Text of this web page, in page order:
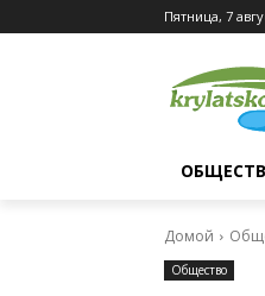
Пятница, 7
Домой
Общество